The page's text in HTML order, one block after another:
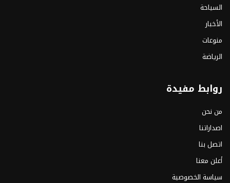
السياحة
الأخبار
منوعات
الرياضة
روابط مفيدة
من نحن
اصداراتنا
اتصل بنا
أعلن معنا
سياسة الخصوصية